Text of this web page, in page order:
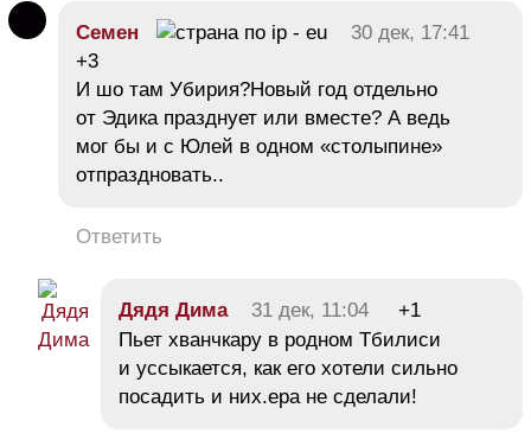
Семен
30 дек, 17:41
+3
И шо там Убирия?Новый год отдельно
от Эдика празднует или вместе? А ведь
мог бы и с Юлей в одном «столыпине»
отпраздновать..
Ответить
Дядя Дима 31 дек, 11:04
+1
Пьет хванчкару в родном Тбилиси
и уссыкается, как его хотели сильно
посадить и них.ера не сделали!